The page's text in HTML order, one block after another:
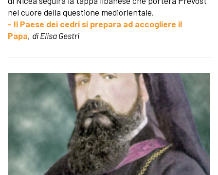
nel cuore della questione mediorientale.
- Il Paese dei cedri si prepara ad accogliere il
Papa, di Elisa Gestri